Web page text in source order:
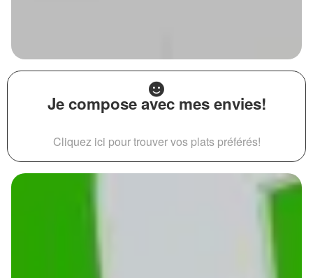
Je compose avec mes envies!
Cliquez ici pour trouver vos plats préférés!